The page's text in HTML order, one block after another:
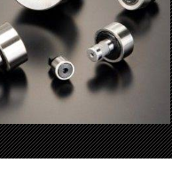
IKO 凸轮从动轴承